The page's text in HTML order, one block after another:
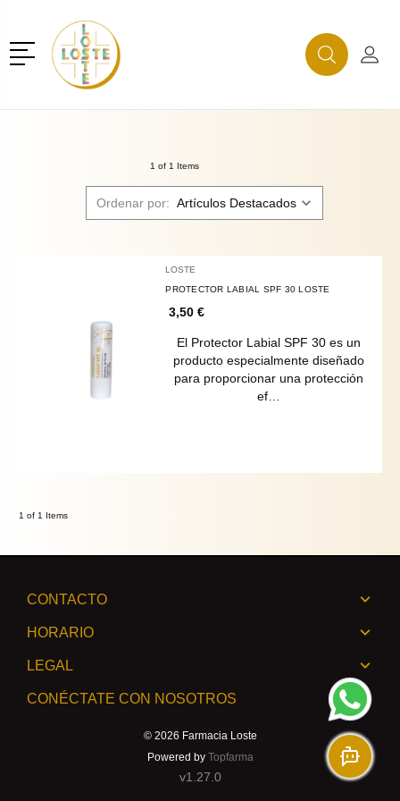
Menú
BuscarMi
1 of 1 Items
Ordenar por:
LOSTE
PROTECTOR LABIAL SPF 30 LOSTE
3,50 €
El Protector Labial SPF 30 es un
producto especialmente diseñado
para proporcionar una protección
ef…
1 of 1 Items
CONTACTO
HORARIO
LEGAL
CONÉCTATE CON NOSOTROS
© 2026 Farmacia Loste
Powered by Topfarma
v1.27.0